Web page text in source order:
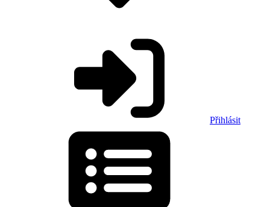
Přihlásit